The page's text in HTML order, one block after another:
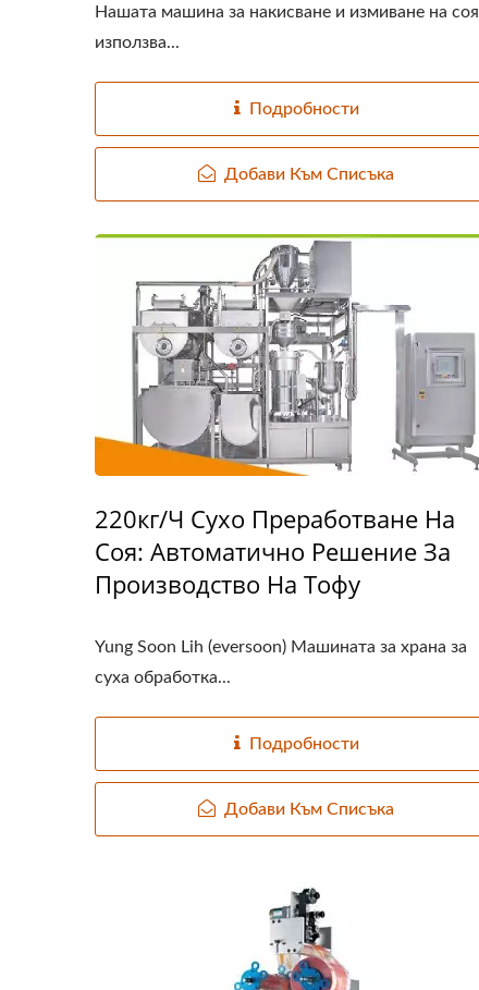
Нашата машина за накисване и измиване на соя
използва...
Подробности
Добави Към Списъка
220кг/ч Сухо Преработване На
Соя: Автоматично Решение За
Производство На Тофу
Yung Soon Lih (eversoon) Машината за храна за
суха обработка...
Подробности
Добави Към Списъка